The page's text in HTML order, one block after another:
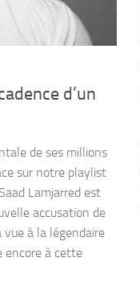
d’un
de ses millions
sur notre playlist
Lamjarred est
accusation de
vue à la légendaire
encore à cette